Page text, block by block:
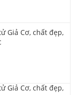
Giả Cơ, chất đẹp,
Giả Cơ, chất đẹp,